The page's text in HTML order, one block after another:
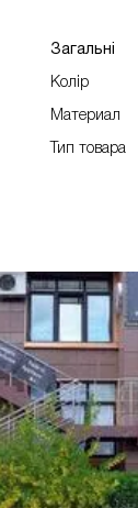
Загальні
Колір
Материал
Тип товара